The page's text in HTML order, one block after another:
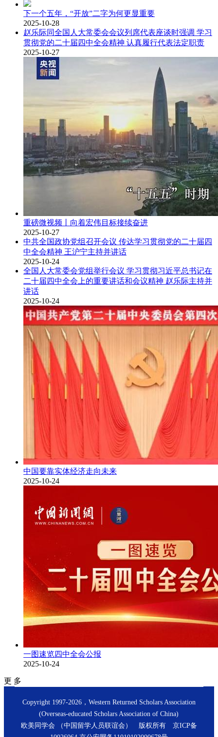
下一个五年，“开放”二字为何更显重要
2025-10-28
赵乐际同全国人大常委会会议列席代表座谈时强调 学习
贯彻党的二十届四中全会精神 认真履行代表法定职责
2025-10-27
重磅微视频丨向着宏伟目标接续奋进
2025-10-27
中共全国政协党组召开会议 传达学习贯彻党的二十届四
中全会精神 王沪宁主持并讲话
2025-10-24
全国人大常委会党组举行会议 学习贯彻习近平总书记在
二十届四中全会上的重要讲话和会议精神 赵乐际主持并
讲话
2025-10-24
中国要靠实体经济走向未来
2025-10-24
一图速览四中全会公报
2025-10-24
更 多